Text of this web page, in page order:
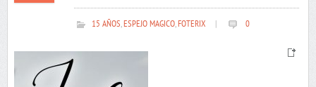
15 AÑOS,ESPEJO MAGICO,FOTERIX 0